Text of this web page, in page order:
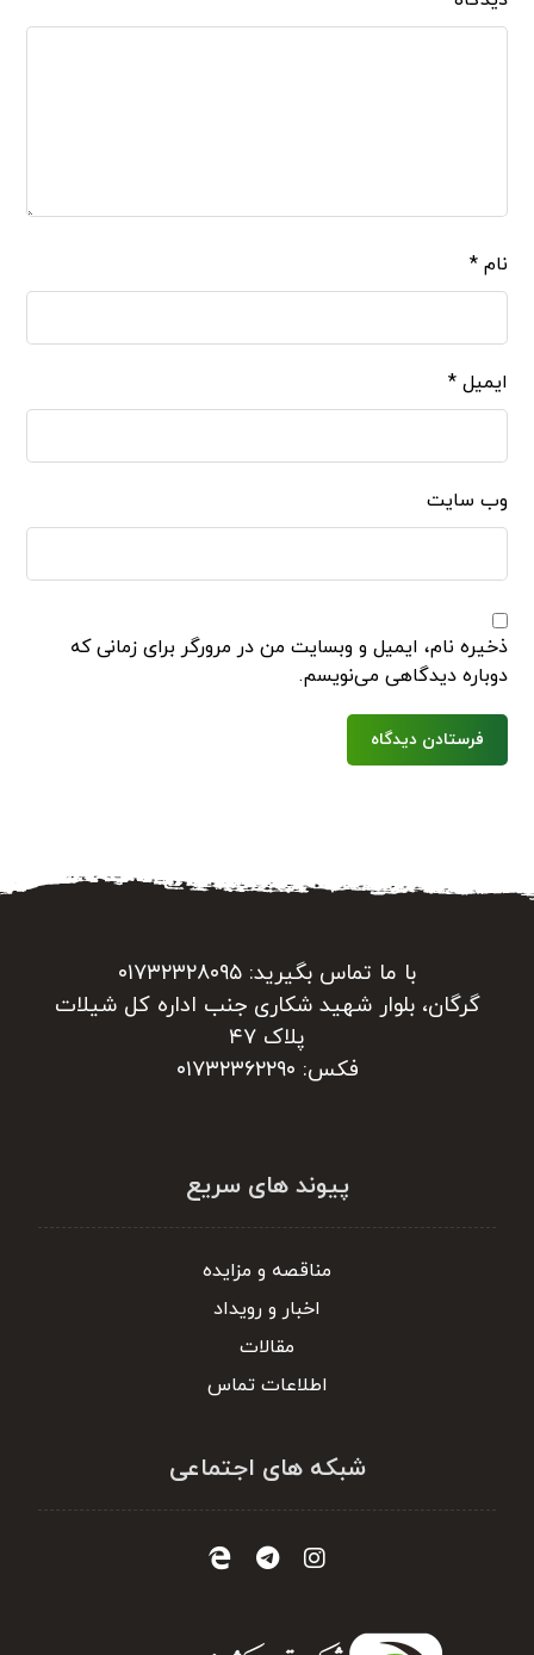
نام*
ایمیل*
وب‌ سایت
ذخیره نام، ایمیل و وبسایت من در مرورگر برای زمانی که
دوباره دیدگاهی می‌نویسم.
فرستادن دیدگاه
با ما تماس بگیرید: ۰۱۷۳۲۳۲۸۰۹۵
گرگان، بلوار شهید شکاری جنب اداره کل شیلات
پلاک ۴۷
فکس: ۰۱۷۳۲۳۶۲۲۹۰
پیوند های سریع
مناقصه و مزایده
اخبار و رویداد
مقالات
اطلاعات تماس
شبکه های اجتماعی